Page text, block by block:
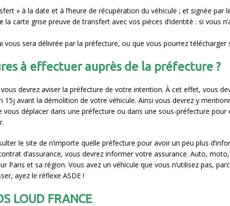
» à la date et à l’heure de récupération du véhicule ; et signée par
la carte grise preuve de transfert avec vos pièces d’identité : si vous
sera délivrée par la préfecture, ou que vous pourrez télécharger
à effectuer auprès de la préfecture ?
devrez aviser la préfecture de votre intention. À cet effet, vous
avant la démolition de votre véhicule. Ainsi vous devrez y
vous déplacer dans une préfecture ou dans une sous-préfecture pour
le site de n’importe quelle préfecture pour avoir un peu plus
d’assurance, vous devrez informer votre assurance. Auto,
Paris et sa région. Vous avez un véhicule que vous n’utilisez pas,
ayez le réflexe ASDE !
LOUD FRANCE